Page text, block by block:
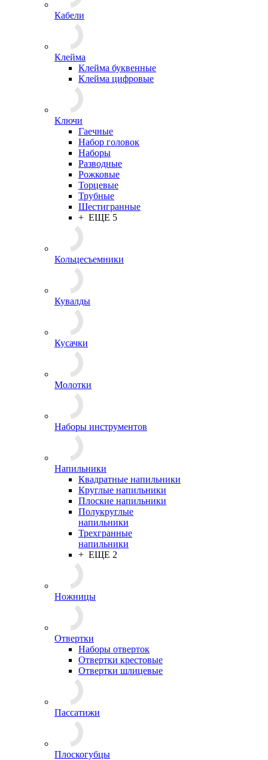
Кабели
Клейма
Клейма буквенные
Клейма цифровые
Ключи
Гаечные
Набор головок
Наборы
Разводные
Рожковые
Торцевые
Трубные
Шестигранные
+ ЕЩЕ 5
Кольцесъемники
Кувалды
Кусачки
Молотки
Наборы инструментов
Напильники
Квадратные напильники
Круглые напильники
Плоские напильники
Полукруглые
напильники
Трехгранные
напильники
+ ЕЩЕ 2
Ножницы
Отвертки
Наборы отверток
Отвертки крестовые
Отвертки шлицевые
Пассатижи
Плоскогубцы